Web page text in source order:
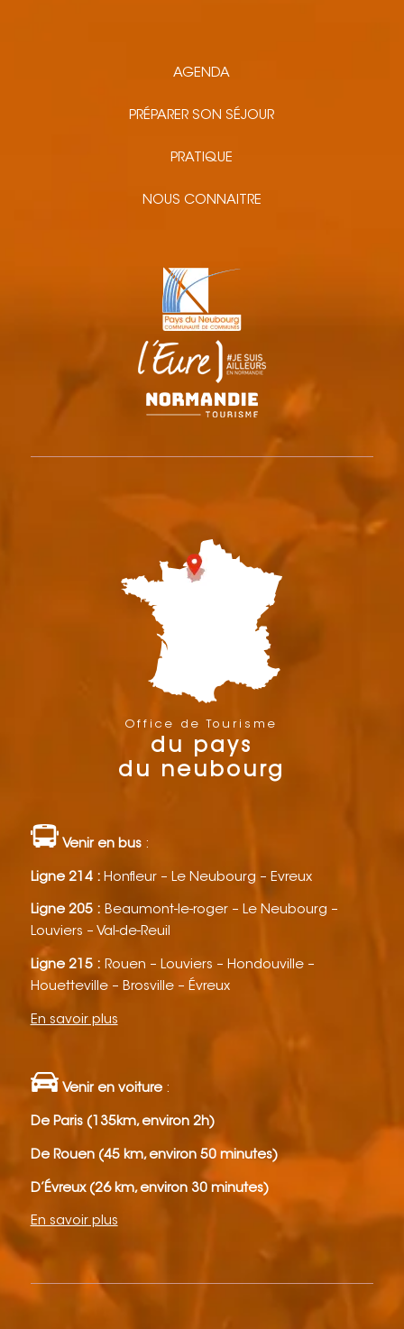
AGENDA
PRÉPARER SON SÉJOUR
PRATIQUE
NOUS CONNAITRE
Office de Tourisme
du pays
du neubourg
Venir en bus:
Ligne 214 : Honfleur – Le Neubourg – Evreux
Ligne 205 : Beaumont-le-roger – Le Neubourg –
Louviers – Val-de-Reuil
Ligne 215 : Rouen – Louviers – Hondouville –
Houetteville – Brosville – Évreux
En savoir plus
Venir en voiture:
De Paris (135km, environ 2h)
De Rouen (45 km, environ 50 minutes)
D’Évreux (26 km, environ 30 minutes)
En savoir plus